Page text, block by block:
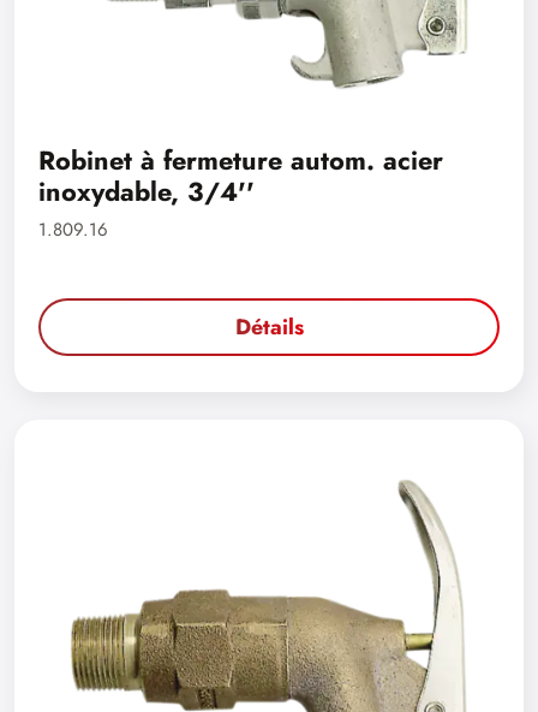
Robinet à fermeture autom. acier
inoxydable, 3/4''
1.809.16
Détails